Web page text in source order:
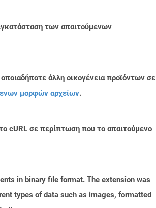
των απαιτούμενων
άλλη οικογένεια προϊόντων σε
μορφών αρχείων.
cURL σε περίπτωση που το απαιτούμενο
in binary file format. The extension was
types of data such as images, formatted